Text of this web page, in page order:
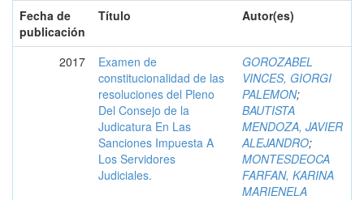
Fecha de
publicación
Título Autor(es)
2017
Examen de
constitucionalidad de las
resoluciones del Pleno
Del Consejo de la
Judicatura En Las
Sanciones Impuesta A
Los Servidores
Judiciales.
GOROZABEL
VINCES, GIORGI
PALEMON;
BAUTISTA
MENDOZA, JAVIER
ALEJANDRO;
MONTESDEOCA
FARFAN, KARINA
MARIENELA